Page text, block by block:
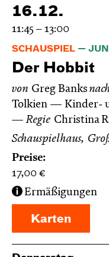
16.12.
11:45 – 13:00
SCHAUSPIEL
Der Hobbit
von Greg Banks
Tolkien
Kinder-
Regie Christina
Schauspielhaus,
Preise:
17,00 €
Ermäßigungen
Karten